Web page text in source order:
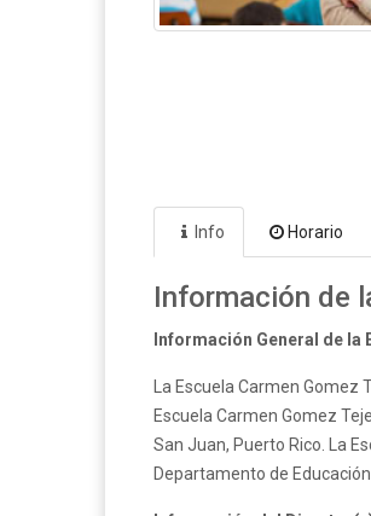
Info Horario
Información de
Información General de la
La Escuela Carmen
Escuela Carmen Gomez
San Juan, Puerto Rico. La
Departamento de